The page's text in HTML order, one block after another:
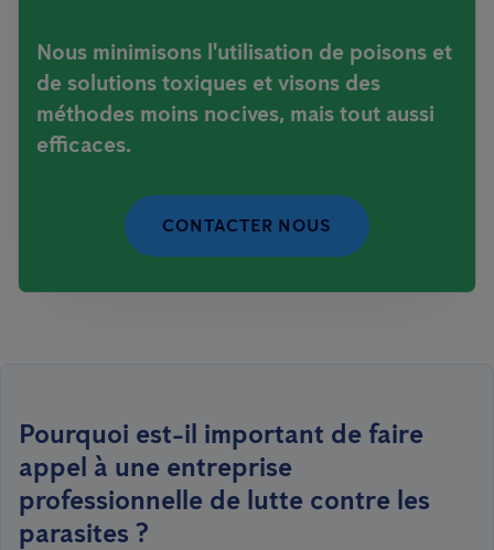
Nous minimisons l'utilisation de poisons et
de solutions toxiques et visons des
méthodes moins nocives, mais tout aussi
efficaces.
CONTACTER NOUS
Pourquoi est-il important de faire
appel à une entreprise
professionnelle de lutte contre les
parasites ?